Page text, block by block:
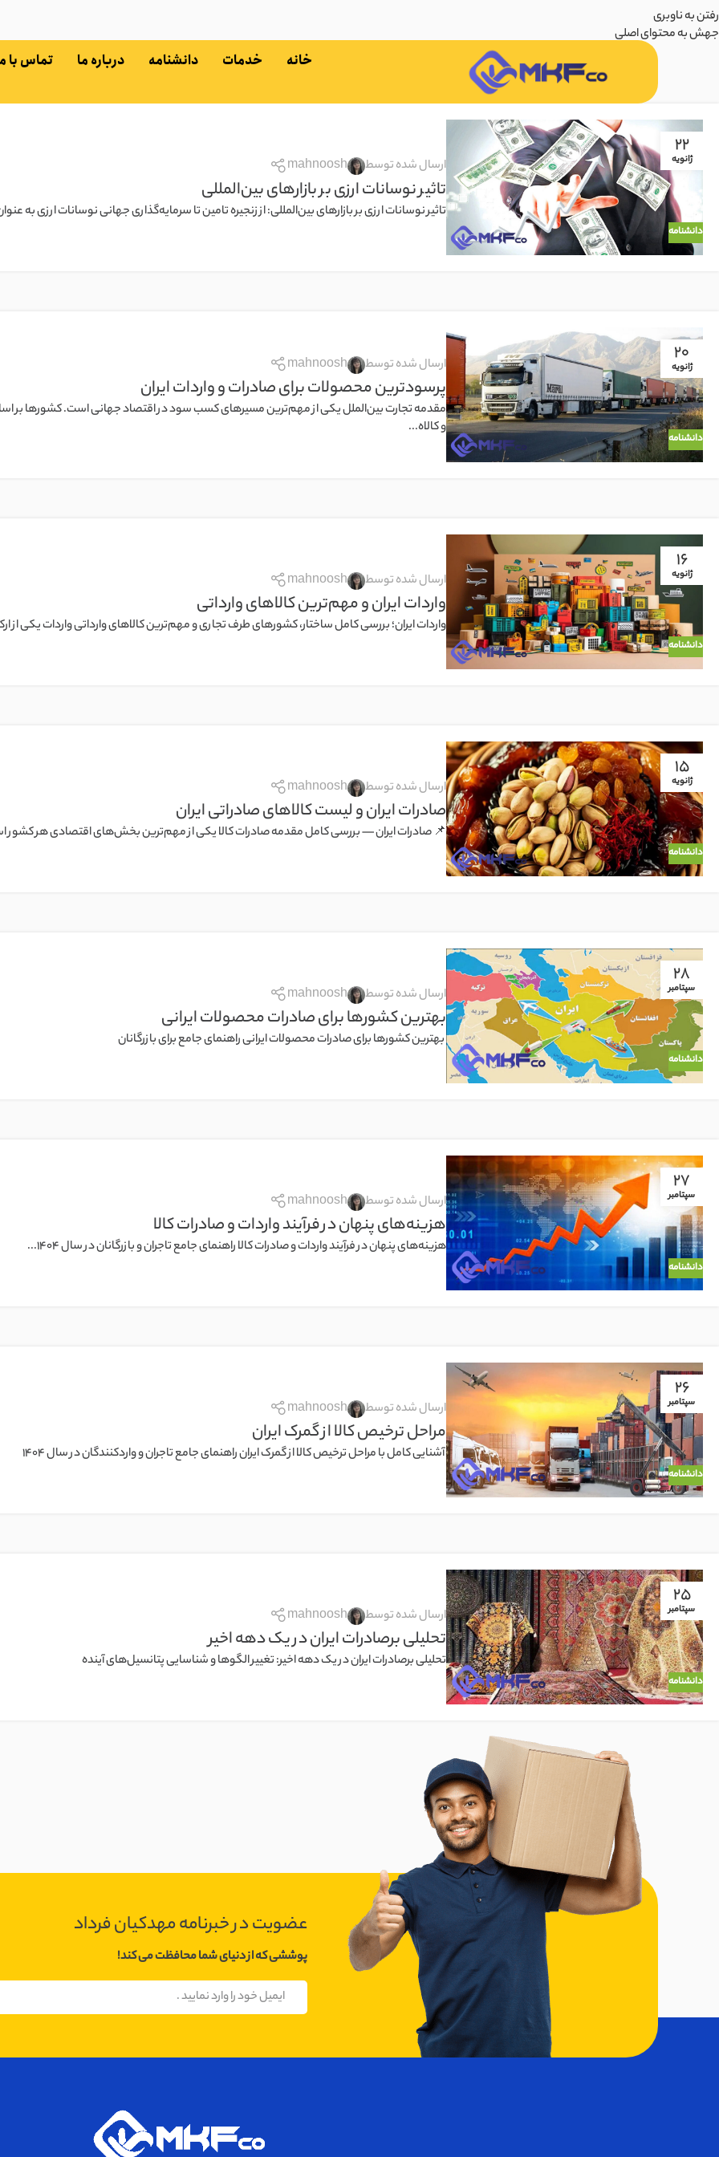
رفتن به ناوبری
جهش به محتوای اصلی
خانه خدمات دانشنامه درباره ما تماس با
22
ژانویه
دانشنامه
ارسال شده توسط mahnoosh
تاثیر نوسانات ارزی بر بازارهای بین‌المللی
تاثیر نوسانات ارزی بر بازارهای بین‌المللی: از زنجیره تامین تا سرمایه‌گذاری جهانی نوسانات ارزی به
20
ژانویه
دانشنامه
ارسال شده توسط mahnoosh
پرسودترین محصولات برای صادرات و واردات ایران
مقدمه تجارت بین‌الملل یکی از مهم‌ترین مسیرهای کسب سود در اقتصاد جهانی است. کشورها بر
و کالاه...
16
ژانویه
دانشنامه
ارسال شده توسط mahnoosh
واردات ایران و مهم‌ترین کالاهای وارداتی
واردات ایران؛ بررسی کامل ساختار، کشورهای طرف تجاری و مهم‌ترین کالاهای وارداتی واردات یکی
15
ژانویه
دانشنامه
ارسال شده توسط mahnoosh
صادرات ایران و لیست کالاهای صادراتی ایران
📌 صادرات ایران — بررسی کامل مقدمه صادرات کالا یکی از مهم‌ترین بخش‌های اقتصادی هر کشور
28
سپتامبر
دانشنامه
ارسال شده توسط mahnoosh
بهترین کشورها برای صادرات محصولات ایرانی
بهترین کشورها برای صادرات محصولات ایرانی راهنمای جامع برای بازرگانان
27
سپتامبر
دانشنامه
ارسال شده توسط mahnoosh
هزینه‌های پنهان در فرآیند واردات و صادرات کالا
هزینه‌های پنهان در فرآیند واردات و صادرات کالا راهنمای جامع تاجران و بازرگانان در سال 1404...
26
سپتامبر
دانشنامه
ارسال شده توسط mahnoosh
مراحل ترخیص کالا از گمرک ایران
آشنایی کامل با مراحل ترخیص کالا از گمرک ایران راهنمای جامع تاجران و واردکنندگان در سال 1404
25
سپتامبر
دانشنامه
ارسال شده توسط mahnoosh
تحلیلی برصادرات ایران در یک دهه اخیر
تحلیلی برصادرات ایران در یک دهه اخیر: تغییر الگوها و شناسایی پتانسیل‌های آینده
عضویت در خبرنامه مهدکیان فرداد
پوششی که از دنیای شما محافظت می کند!